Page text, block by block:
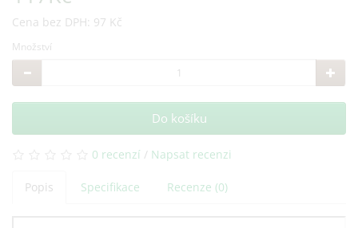
Cena bez DPH: 97 Kč
Množství
Do košíku
0 recenzí / Napsat recenzi
Popis Specifikace Recenze (0)